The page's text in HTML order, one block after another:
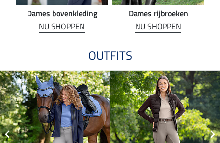
Dames bovenkleding
NU SHOPPEN
Dames rijbroeken
NU SHOPPEN
OUTFITS